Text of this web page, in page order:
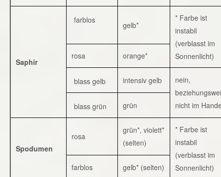
Saphir
farblos
gelb*
* Farbe ist
instabil
(verblasst im
Sonnenlicht)
rosa orange*
blass gelb intensiv gelb
nein,
nicht im
blass grün grün
Spodumen
rosa
grün*, violett*
(selten)
* Farbe ist
instabil
(verblasst im
Sonnenlicht)
farblos gelb* (selten)